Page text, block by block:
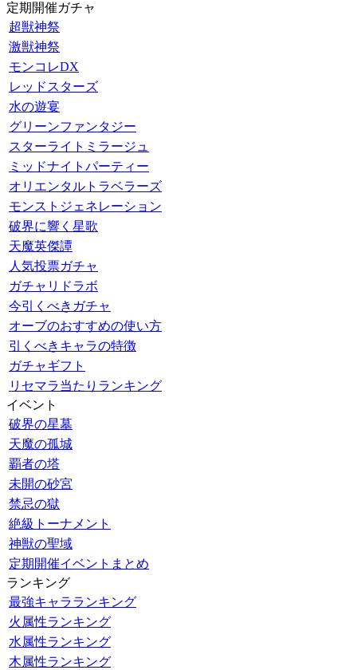
定期開催ガチャ
超獣神祭
激獣神祭
モンコレDX
レッドスターズ
水の遊宴
グリーンファンタジー
スターライトミラージュ
ミッドナイトパーティー
オリエンタルトラベラーズ
モンストジェネレーション
破界に響く星歌
天魔英傑譚
人気投票ガチャ
ガチャリドラボ
今引くべきガチャ
オーブのおすすめの使い方
引くべきキャラの特徴
ガチャギフト
リセマラ当たりランキング
イベント
破界の星墓
天魔の孤城
覇者の塔
未開の砂宮
禁忌の獄
絶級トーナメント
神獣の聖域
定期開催イベントまとめ
ランキング
最強キャラランキング
火属性ランキング
水属性ランキング
木属性ランキング